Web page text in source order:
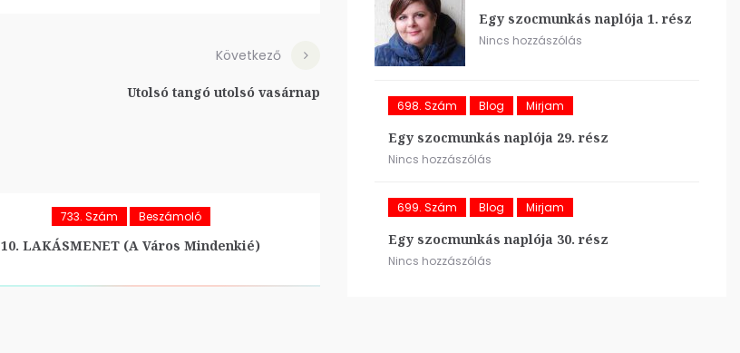
Következő
Utolsó tangó utolsó vasárnap
733. Szám Beszámoló
10. LAKÁSMENET (A Város Mindenkié)
Egy szocmunkás naplója 1. rész
Nincs hozzászólás
698. Szám Blog Mirjam
Egy szocmunkás naplója 29. rész
Nincs hozzászólás
699. Szám Blog Mirjam
Egy szocmunkás naplója 30. rész
Nincs hozzászólás